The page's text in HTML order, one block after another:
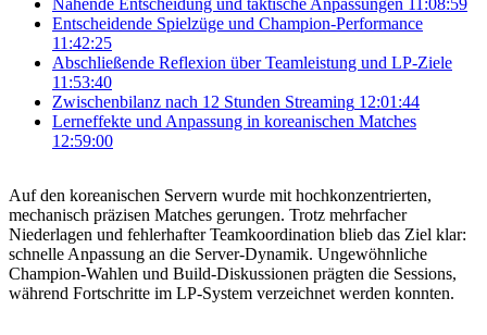
Nahende Entscheidung und taktische Anpassungen 11:08:59
Entscheidende Spielzüge und Champion-Performance
11:42:25
Abschließende Reflexion über Teamleistung und LP-Ziele
11:53:40
Zwischenbilanz nach 12 Stunden Streaming 12:01:44
Lerneffekte und Anpassung in koreanischen Matches
12:59:00
Auf den koreanischen Servern wurde mit hochkonzentrierten,
mechanisch präzisen Matches gerungen. Trotz mehrfacher
Niederlagen und fehlerhafter Teamkoordination blieb das Ziel klar:
schnelle Anpassung an die Server-Dynamik. Ungewöhnliche
Champion-Wahlen und Build-Diskussionen prägten die Sessions,
während Fortschritte im LP-System verzeichnet werden konnten.